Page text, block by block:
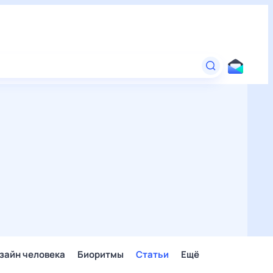
человека Биоритмы Статьи Ещё